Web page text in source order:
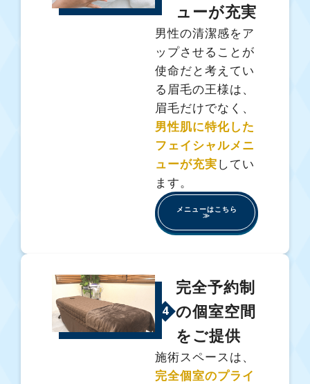
ューが充実
男性の清潔感をア
ップさせることが
使命だと考えてい
る眉毛の王様は、
眉毛だけでなく、
男性肌に特化した
フェイシャルメニ
ューが充実してい
ます。
メニューはこちら
≫
4
完全予約制
の個室空間
をご提供
施術スペースは、
完全個室のプライ